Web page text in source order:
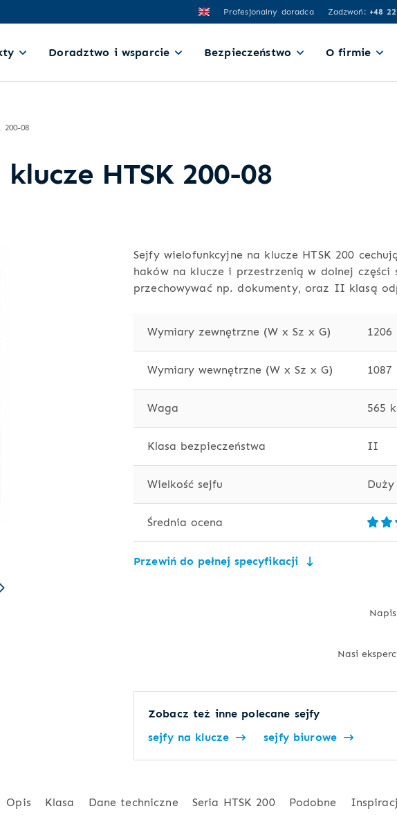
Profesjonalny doradca Zadzwoń: +48
Doradztwo i wsparcie Bezpieczeństwo O firmie
200-08
HTSK 200-08
Sejfy wielofunkcyjne na klucze HTSK 200
haków na klucze i przestrzenią w dolnej części
przechowywać np. dokumenty, oraz II klasą
Wymiary zewnętrzne (W x Sz x G) 1206
Wymiary wewnętrzne (W x Sz x G) 1087
Waga 565
Klasa bezpieczeństwa II
Wielkość sejfu Duży
Średnia ocena
Przewiń do pełnej specyfikacji
Nasi
Zobacz też inne polecane sejfy
sejfy na klucze
sejfy biurowe
Opis Klasa Dane techniczne Seria HTSK 200 Podobne